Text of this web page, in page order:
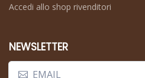
Accedi allo shop rivenditori
NEWSLETTER